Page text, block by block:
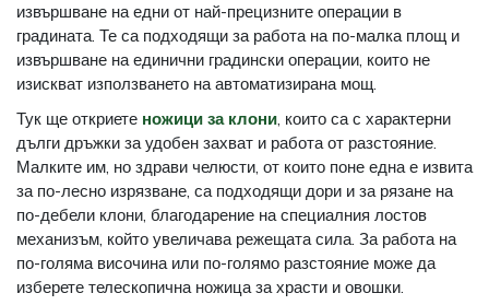
извършване на едни от най-прецизните операции в
градината. Те са подходящи за работа на по-малка площ и
извършване на единични градински операции, които не
изискват използването на автоматизирана мощ.
Тук ще откриете ножици за клони, които са с характерни
дълги дръжки за удобен захват и работа от разстояние.
Малките им, но здрави челюсти, от които поне една е извита
за по-лесно изрязване, са подходящи дори и за рязане на
по-дебели клони, благодарение на специалния лостов
механизъм, който увеличава режещата сила. За работа на
по-голяма височина или по-голямо разстояние може да
изберете телескопична ножица за храсти и овошки.